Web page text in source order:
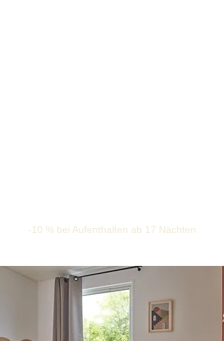
-10 % bei Aufenthalten ab 17 Nächten